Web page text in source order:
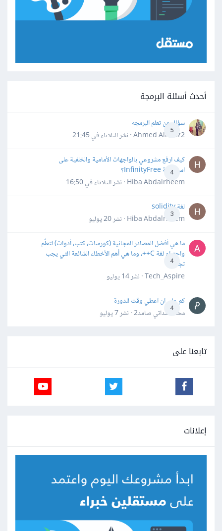
أحدث أسئلة البرمجة
5
سؤال عن تعلم البرمجه
Ahmed Alhafiz2 · نشر
الثلاثاء في 21:45
4
كيف ارفع مشروعي بالواجهات الأمامية والخلفية على
استضافة InfinityFree؟
Hiba Abdalrheem · نشر
الثلاثاء في 16:50
3
لغة solidity
Hiba Abdalrheem · نشر
20 يوليو
4
ما هي أفضل المصادر المجانية (كورسات، كتب، أدوات) لتعلّم
واحترام لغة C++، وما هي أهم الأخطاء الشائعة التي يجب
تجنبها؟
Tech_Aspire · نشر
14 يوليو
4
كم علي ان اعطي وقت للدورة
محمد سداتي صامد2 · نشر
7 يوليو
تابعنا على
إعلانات